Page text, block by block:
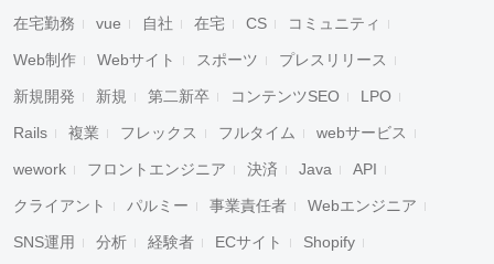
在宅勤務 vue 自社 在宅 CS コミュニティ
Web制作 Webサイト スポーツ プレスリリース
新規開発 新規 第二新卒 コンテンツSEO LPO
Rails 複業 フレックス フルタイム webサービス
wework フロントエンジニア 決済 Java API
クライアント パルミー 事業責任者 Webエンジニア
SNS運用 分析 経験者 ECサイト Shopify